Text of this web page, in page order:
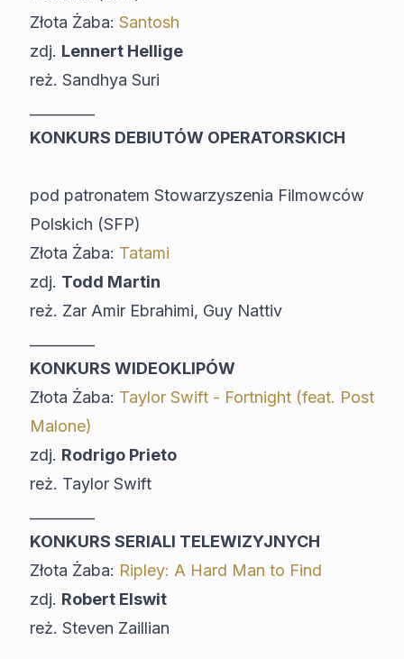
Złota Żaba: Santosh
zdj. Lennert Hellige
reż. Sandhya Suri
KONKURS DEBIUTÓW OPERATORSKICH
pod patronatem Stowarzyszenia Filmowców
Polskich (SFP)
Złota Żaba: Tatami
zdj. Todd Martin
reż. Zar Amir Ebrahimi, Guy Nattiv
KONKURS WIDEOKLIPÓW
Złota Żaba: Taylor Swift - Fortnight (feat. Post
Malone)
zdj. Rodrigo Prieto
reż. Taylor Swift
KONKURS SERIALI TELEWIZYJNYCH
Złota Żaba: Ripley: A Hard Man to Find
zdj. Robert Elswit
reż. Steven Zaillian